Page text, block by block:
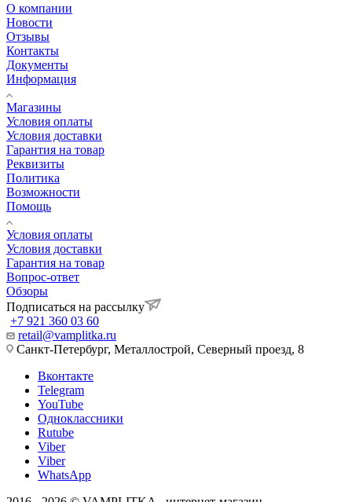
О компании
Новости
Отзывы
Контакты
Документы
Информация
Магазины
Условия оплаты
Условия доставки
Гарантия на товар
Реквизиты
Политика
Возможности
Помощь
Условия оплаты
Условия доставки
Гарантия на товар
Вопрос-ответ
Обзоры
Подписаться на рассылку
+7 921 360 03 60
retail@vamplitka.ru
Санкт-Петербург, Металлострой, Северный проезд, 8
Вконтакте
Telegram
YouTube
Одноклассники
Rutube
Viber
Viber
WhatsApp